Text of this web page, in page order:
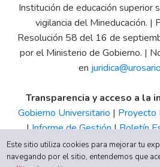
Institución de educación superior
vigilancia del Mineducación. |
Resolución 58 del 16 de
por el Ministerio de Gobierno. |
en
Transparencia y acceso a la
Gobierno Universitario | Proyecto
|Informe de Gestión|Boletín
Tributario|Estados Financieros |
de Integridad
Este sitio utiliza cookies para mejorar tu
navegando por el sitio, entendemos que